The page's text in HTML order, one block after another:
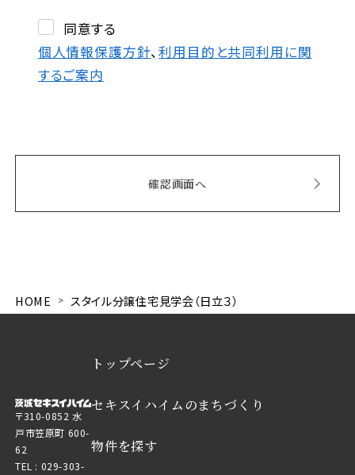
同意する
個人情報保護方針、利用目的と共同利用に関
するご案内
HOME スタイル分譲住宅見学会（日立３）
〒310-0852 水
戸市笠原町 600-
62
TEL : 029-303-
トップページ
セキスイハイムのまちづくり
物件を探す